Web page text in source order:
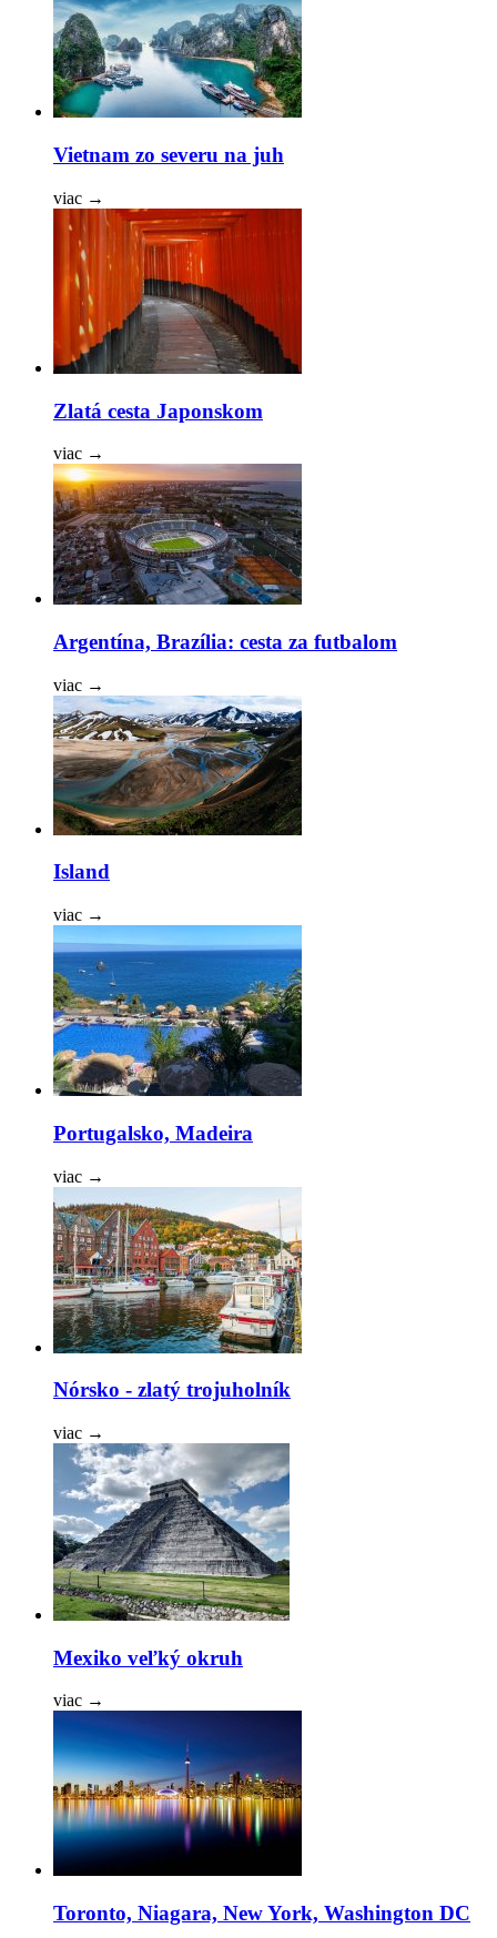
Vietnam zo severu na juh
viac →
Zlatá cesta Japonskom
viac →
Argentína, Brazília: cesta za futbalom
viac →
Island
viac →
Portugalsko, Madeira
viac →
Nórsko - zlatý trojuholník
viac →
Mexiko veľký okruh
viac →
Toronto, Niagara, New York, Washington DC